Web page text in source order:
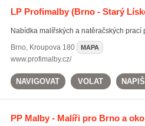
LP Profimalby(Brno - Starý
Nabídka malířských a natěračských prací
Brno, Kroupova 180 MAPA
www.profimalby.cz/
NAVIGOVAT VOLAT
PP Malby - Malíři pro Brno a